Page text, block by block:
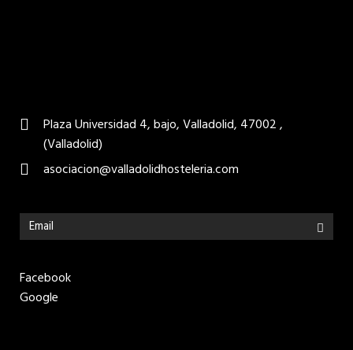
Plaza Universidad 4, bajo, Valladolid, 47002 ,
(Valladolid)
asociacion@valladolidhosteleria.com
Facebook
Google